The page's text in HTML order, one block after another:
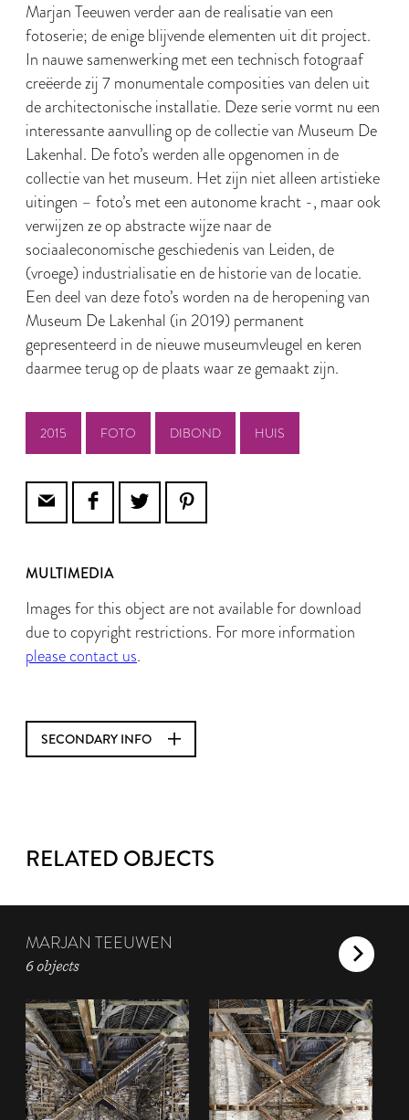
Marjan Teeuwen verder aan de realisatie van een
fotoserie; de enige blijvende elementen uit dit project.
In nauwe samenwerking met een technisch fotograaf
creëerde zij 7 monumentale composities van delen uit
de architectonische installatie. Deze serie vormt nu een
interessante aanvulling op de collectie van Museum De
Lakenhal. De foto’s werden alle opgenomen in de
collectie van het museum. Het zijn niet alleen artistieke
uitingen – foto’s met een autonome kracht -, maar ook
verwijzen ze op abstracte wijze naar de
sociaaleconomische geschiedenis van Leiden, de
(vroege) industrialisatie en de historie van de locatie.
Een deel van deze foto’s worden na de heropening van
Museum De Lakenhal (in 2019) permanent
gepresenteerd in de nieuwe museumvleugel en keren
daarmee terug op de plaats waar ze gemaakt zijn.
2015 FOTO DIBOND HUIS
MULTIMEDIA
Images for this object are not available for download
due to copyright restrictions. For more information
please contact us.
SECONDARY INFO
RELATED OBJECTS
MARJAN TEEUWEN
6 objects